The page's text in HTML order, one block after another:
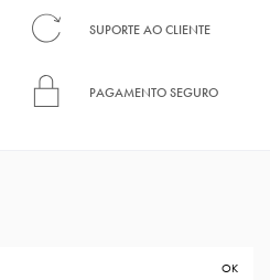
SUPORTE AO CLIENTE
PAGAMENTO SEGURO